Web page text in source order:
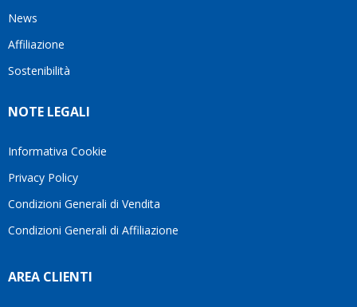
News
Affiliazione
Sostenibilità
NOTE LEGALI
Informativa Cookie
Privacy Policy
Condizioni Generali di Vendita
Condizioni Generali di Affiliazione
AREA CLIENTI